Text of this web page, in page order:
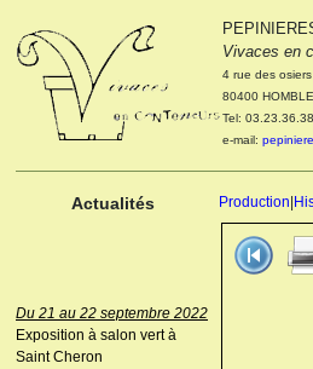
Vivaces en
4 rue des osiers
80400
Tel:
e-mail:
Actualités Production
Le 04 et 05 octobre 2022
Portes ouvertes de la
pépinière : Visite des
cultures, découverte des
nouveautés. Le rendez-vous
octobre 2022. Le mercredi 05
octobre 2022.
Du 21 au 22 septembre 2022
Exposition à salon vert à
Saint Cheron